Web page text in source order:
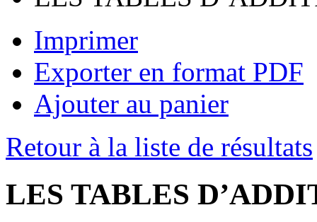
Imprimer
Exporter en format PDF
Ajouter au panier
Retour à la liste de résultats
LES TABLES